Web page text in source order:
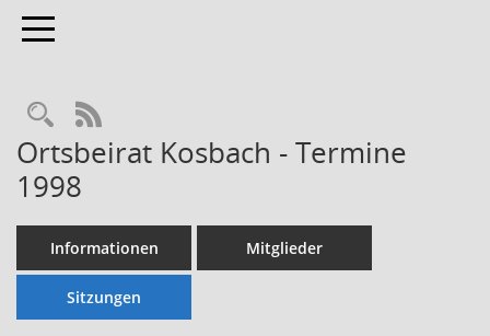
Toggle navigation
Rechercheauswahl
RSS-Feed
Ortsbeirat Kosbach - Termine
1998
Informationen Mitglieder
Sitzungen